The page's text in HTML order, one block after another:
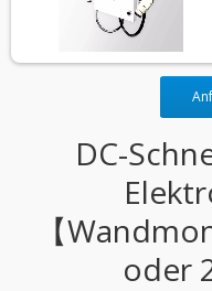
DC-
【
oder